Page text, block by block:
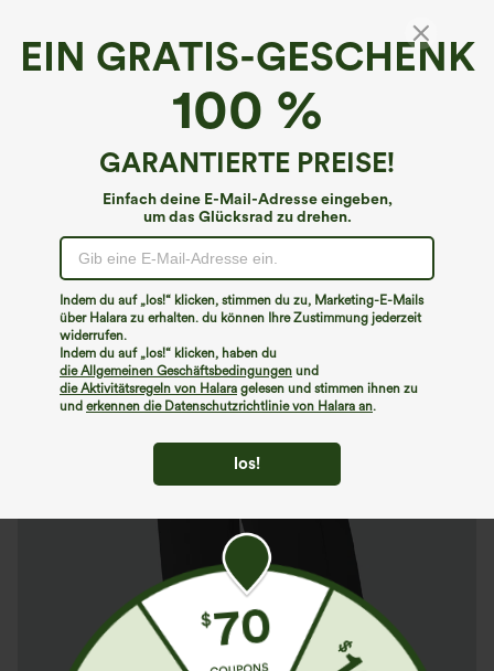
EIN GRATIS-GESCHENK
100 %
GARANTIERTE PREISE!
Einfach deine E-Mail-Adresse eingeben,
um das Glücksrad zu drehen.
Indem du auf „los!“ klicken, stimmen du zu, Marketing-E-Mails
über Halara zu erhalten. du können Ihre Zustimmung jederzeit
widerrufen.
Indem du auf „los!“ klicken, haben du
die Allgemeinen Geschäftsbedingungen und
die Aktivitätsregeln von Halara gelesen und stimmen ihnen zu
und erkennen die Datenschutzrichtlinie von Halara an.
los!
Crossover Yoga-Caprihose mit hoher Taille,
Taschen und Cool-Touch - UPF50+
€13,95 EUR €26,95 EUR